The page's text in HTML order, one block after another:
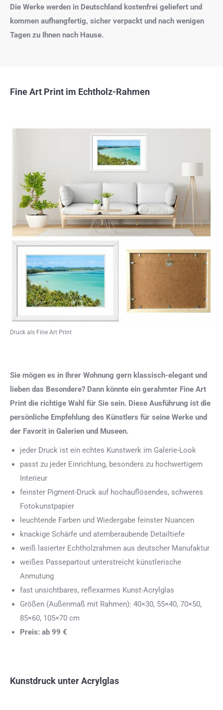
Die Werke werden in Deutschland kostenfrei geliefert und
kommen aufhangfertig, sicher verpackt und nach wenigen
Tagen zu Ihnen nach Hause.
Fine Art Print im Echtholz-Rahmen
Druck als Fine Art Print
Sie mögen es in Ihrer Wohnung gern klassisch-elegant und
lieben das Besondere? Dann könnte ein gerahmter Fine Art
Print die richtige Wahl für Sie sein. Diese Ausführung ist die
persönliche Empfehlung des Künstlers für seine Werke und
der Favorit in Galerien und Museen.
jeder Druck ist ein echtes Kunstwerk im Galerie-Look
passt zu jeder Einrichtung, besonders zu hochwertigem
Interieur
feinster Pigment-Druck auf hochauflösendes, schweres
Fotokunstpapier
leuchtende Farben und Wiedergabe feinster Nuancen
knackige Schärfe und atemberaubende Detailtiefe
weiß lasierter Echtholzrahmen aus deutscher Manufaktur
weißes Passepartout unterstreicht künstlerische
Anmutung
fast unsichtbares, reflexarmes Kunst-Acrylglas
Größen (Außenmaß mit Rahmen): 40×30, 55×40, 70×50,
85×60, 105×70 cm
Preis: ab 99 €
Kunstdruck unter Acrylglas